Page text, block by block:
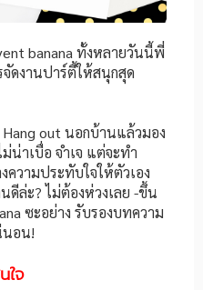
banana ทั้งหลายวันนี้พี่
ดงานปาร์ตี้ให้สนุกสุด
out นอกบ้านแล้วมอง
น่าเบื่อ จำเจ แต่จะทำ
ความประทับใจให้ตัวเอง
ดีล่ะ? ไม่ต้องห่วงเลย -ขึ้น
ซะอย่าง รับรองบทความ
นอน!
ใจ